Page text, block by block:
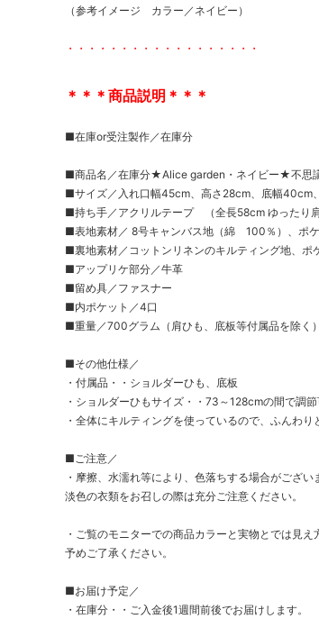
（参考イメージ カラー／ネイビー）
・・・・・・・・・・・・・・・・・・
＊＊＊商品説明＊＊＊
■在庫or受注製作／在庫分
■商品名／在庫分★Alice garden・ネイビー★不思
■サイズ／入れ口幅45cm、高さ28cm、底幅40cm
■持ち手／アクリルテープ （全長58cm ゆったり
■表地素材／ 8号キャンバス地（綿 100％）、ポ
■裏地素材／コットンリネンのキルティング地、ポ
■アップリケ部分／牛革
■留め具／ファスナー
■内ポケット／4口
■重量／700グラム（肩ひも、底板等付属品を除く）
■その他仕様／
・付属品・・ショルダーひも、底板
・ショルダーひもサイズ・・73～128cmの間で調
・全体にキルティングを使っているので、ふんわり
■ご注意／
・摩擦、水濡れ等により、色落ちする場合がござい
淡色の衣類をお召しの際は充分ご注意ください。
・ご覧のモニターでの商品カラーと実物とでは見え
予めご了承ください。
■お届け予定／
・在庫分・・ご入金後1週間前後でお届けします。